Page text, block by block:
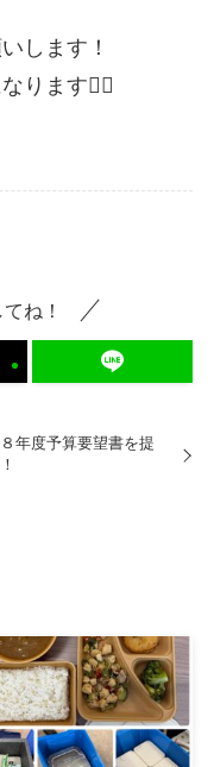
します！
ります🙇‍♂️
ね！
年度予算要望書を提